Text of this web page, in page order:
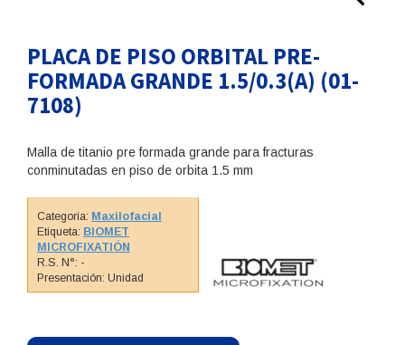
PLACA DE PISO ORBITAL PRE-
FORMADA GRANDE 1.5/0.3(A) (01-
7108)
Malla de titanio pre formada grande para fracturas
conminutadas en piso de orbita 1.5 mm
Categoría: Maxilofacial
Etiqueta: BIOMET
MICROFIXATIÓN
R.S. N°: -
Presentación: Unidad